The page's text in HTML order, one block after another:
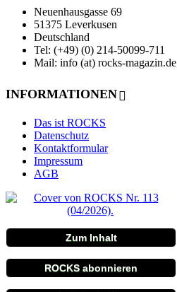
Neuenhausgasse 69
51375 Leverkusen
Deutschland
Tel: (+49) (0) 214-50099-711
Mail: info (at) rocks-magazin.de
INFORMATIONEN
Das ist ROCKS
Datenschutz
Kontaktformular
Impressum
AGB
Zum Inhalt
ROCKS abonnieren